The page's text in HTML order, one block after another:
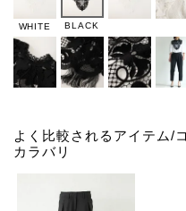
WHITE BLACK
よく比較されるアイテム/
カラバリ